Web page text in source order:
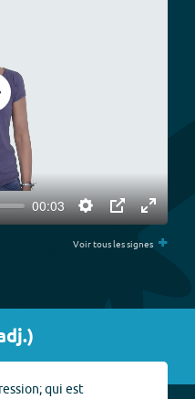
00:03
Settings
PIP
Enter
Voir tous les signes +
)
qui est